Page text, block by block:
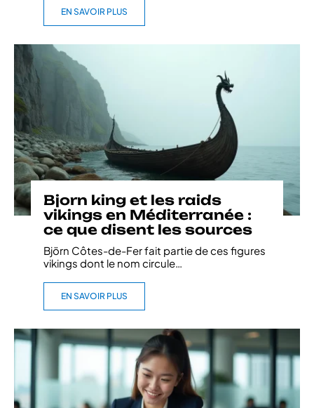
EN SAVOIR PLUS
Bjorn king et les raids
vikings en Méditerranée :
ce que disent les sources
Björn Côtes-de-Fer fait partie de ces figures
vikings dont le nom circule…
EN SAVOIR PLUS